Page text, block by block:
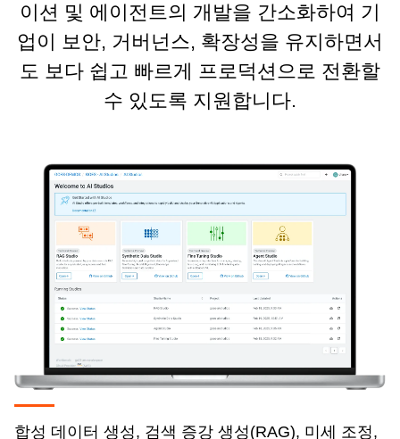
이션 및 에이전트의 개발을 간소화하여 기
업이 보안, 거버넌스, 확장성을 유지하면서
도 보다 쉽고 빠르게 프로덕션으로 전환할
수 있도록 지원합니다.
합성 데이터 생성, 검색 증강 생성(RAG), 미세 조정,